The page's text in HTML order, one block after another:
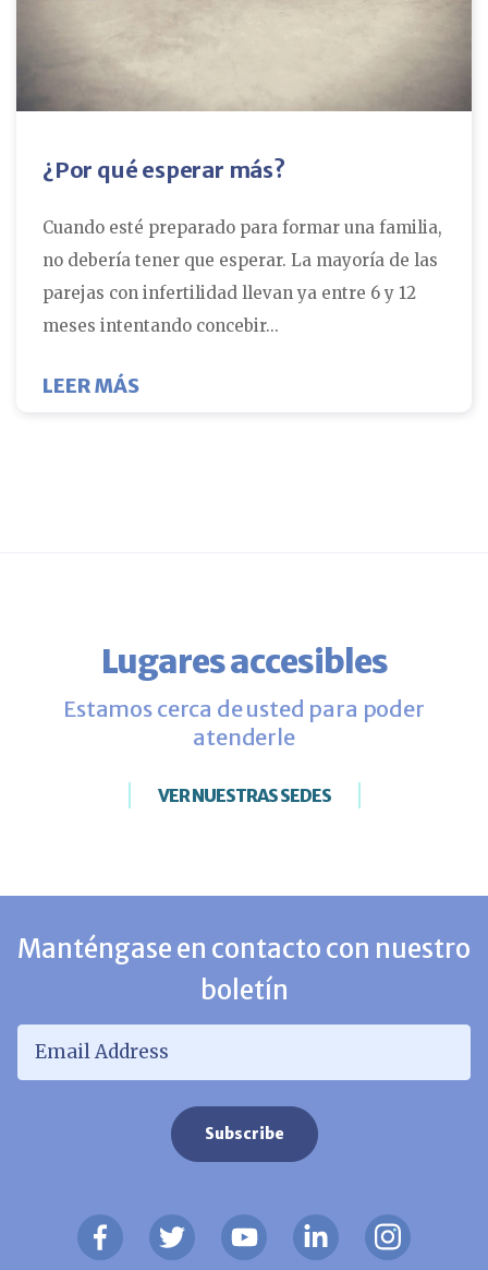
¿Por qué esperar más?
Cuando esté preparado para formar una familia,
no debería tener que esperar. La mayoría de las
parejas con infertilidad llevan ya entre 6 y 12
meses intentando concebir...
LEER MÁSSOBRE ¿POR QUÉ ESPERAR MÁS?
Lugares accesibles
Estamos cerca de usted para poder
atenderle
VER NUESTRAS SEDES
Manténgase en contacto con nuestro
boletín